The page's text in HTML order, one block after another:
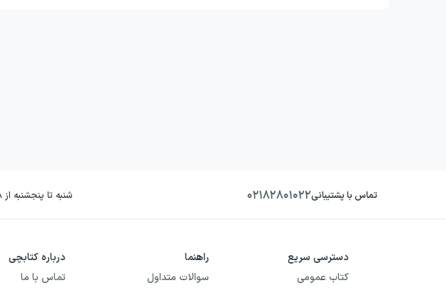
تماس با پشتیبانی۰۲۱۸۲۸۰۱۰۲۲ شنبه تا پنجشنبه از ۸ صبح تا ۱۸ عصر بجز روزهای تعطیل
دسترسی سریع
کتاب عمومی
راهنما
سوالات متداول
درباره کتابچی
تماس با ما